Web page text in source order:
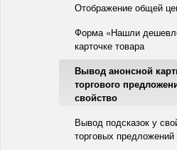
Отображение общей
Форма «Нашли
карточке товара
Вывод анонсной
торгового
свойство
Вывод подсказок у
торговых предложений